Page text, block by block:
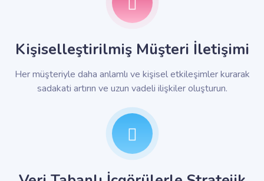
Kişiselleştirilmiş Müşteri İletişimi
Her müşteriyle daha anlamlı ve kişisel etkileşimler kurarak
sadakati artırın ve uzun vadeli ilişkiler oluşturun.